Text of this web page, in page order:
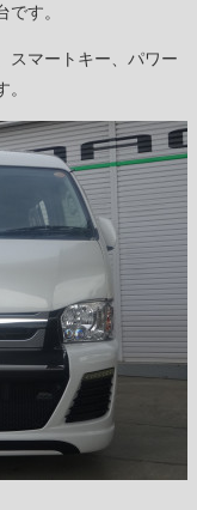
す。
スマートキー、パワー